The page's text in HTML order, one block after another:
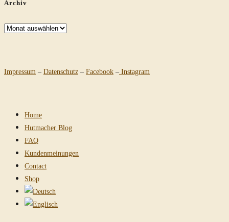
Archiv
Archiv
Impressum – Datenschutz – Facebook – Instagram
Home
Hutmacher Blog
FAQ
Kundenmeinungen
Contact
Shop